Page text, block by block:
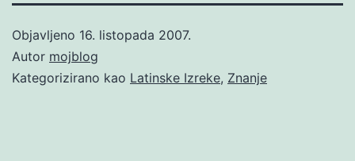
Objavljeno 16. listopada 2007.
Autor mojblog
Kategorizirano kao Latinske Izreke, Znanje